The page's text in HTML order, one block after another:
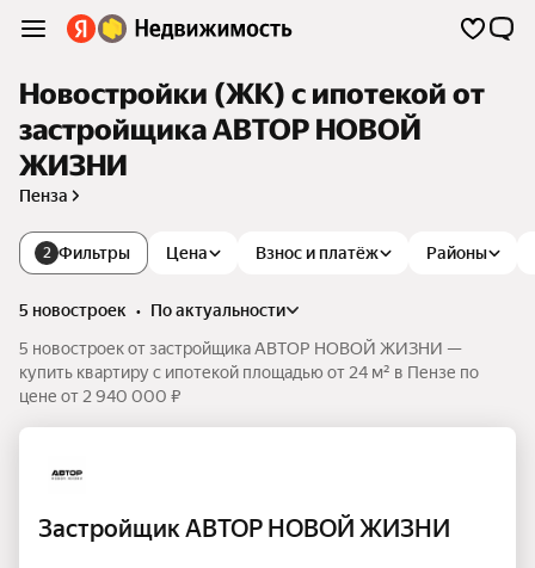
Новостройки (ЖК) с ипотекой от
застройщика АВТОР НОВОЙ
ЖИЗНИ
Пенза
2 Фильтры Цена Взнос и платёж Районы
5 новостроек •
по актуальности
5 новостроек от застройщика АВТОР НОВОЙ ЖИЗНИ —
купить квартиру с ипотекой площадью от 24 м² в Пензе по
цене от 2 940 000 ₽
Застройщик АВТОР НОВОЙ ЖИЗНИ